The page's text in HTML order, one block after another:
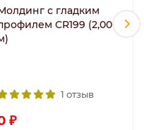
с гладким
CR199 (2,00
1 отзыв
₽